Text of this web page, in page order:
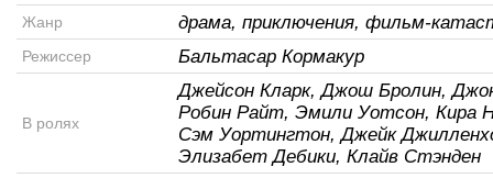
Жанр драма, приключения, фильм-
Режиссер Бальтасар Кормакур
В ролях
Джейсон Кларк, Джош Бролин,
Робин Райт, Эмили Уотсон, Кира
Сэм Уортингтон, Джейк
Элизабет Дебики, Клайв Стэнден